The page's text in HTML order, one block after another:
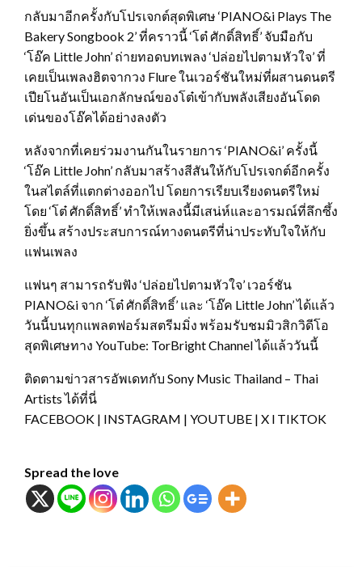
กลับมาอีกครั้งกับโปรเจกต์สุดพิเศษ ‘PIANO&i Plays The
Bakery Songbook 2’ ที่คราวนี้ ‘โต๋ ศักดิ์สิทธิ์’ จับมือกับ
‘โอ๊ค Little John’ ถ่ายทอดบทเพลง ‘ปล่อยไปตามหัวใจ’ ที่
เคยเป็นเพลงฮิตจากวง Flure ในเวอร์ชันใหม่ที่ผสานดนตรี
เปียโนอันเป็นเอกลักษณ์ของโต๋เข้ากับพลังเสียงอันโดด
เด่นของโอ๊คได้อย่างลงตัว
หลังจากที่เคยร่วมงานกันในรายการ ‘PIANO&i’ ครั้งนี้
‘โอ๊ค Little John’ กลับมาสร้างสีสันให้กับโปรเจกต์อีกครั้ง
ในสไตล์ที่แตกต่างออกไป โดยการเรียบเรียงดนตรีใหม่
โดย ‘โต๋ ศักดิ์สิทธิ์’ ทำให้เพลงนี้มีเสน่ห์และอารมณ์ที่ลึกซึ้ง
ยิ่งขึ้น สร้างประสบการณ์ทางดนตรีที่น่าประทับใจให้กับ
แฟนเพลง
แฟนๆ สามารถรับฟัง ‘ปล่อยไปตามหัวใจ’ เวอร์ชัน
PIANO&i จาก ‘โต๋ ศักดิ์สิทธิ์’ และ ‘โอ๊ค Little John’ ได้แล้ว
วันนี้บนทุกแพลตฟอร์มสตรีมมิ่ง พร้อมรับชมมิวสิกวิดีโอ
สุดพิเศษทาง YouTube: TorBright Channel ได้แล้ววันนี้
ติดตามข่าวสารอัพเดทกับ Sony Music Thailand – Thai
Artists ได้ที่นี่
FACEBOOK | INSTAGRAM | YOUTUBE | X l TIKTOK
Spread the love